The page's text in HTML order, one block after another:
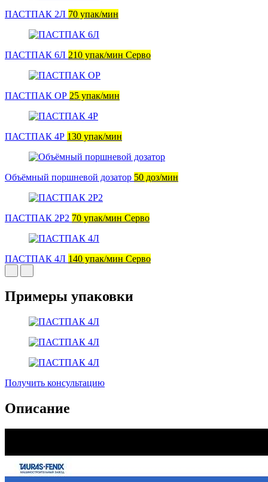
ПАСТПАК 2Л 70 упак/мин
ПАСТПАК 6Л 210 упак/мин Серво
ПАСТПАК ОР 25 упак/мин
ПАСТПАК 4Р 130 упак/мин
Объёмный поршневой дозатор 50 доз/мин
ПАСТПАК 2Р2 70 упак/мин Серво
ПАСТПАК 4Л 140 упак/мин Серво
Примеры упаковки
Получить консультацию
Описание